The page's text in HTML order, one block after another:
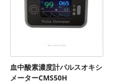
血中酸素濃度計パルスオキシ
メーターCMS50H